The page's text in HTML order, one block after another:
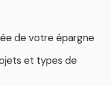
de votre épargne
et types de